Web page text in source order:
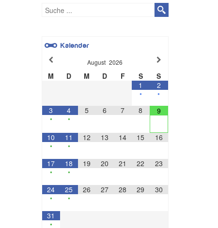
Kalender
August 2026
M D M D F S
S
1
•
2
•
3
•
4
•
5 6 7 8 9
10
•
11
•
12 13 14 15 16
17
•
18
•
19 20 21 22 23
24
•
25
•
26 27 28 29 30
31
•